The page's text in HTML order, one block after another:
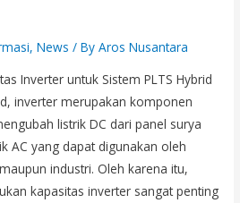
,News / ByAros Nusantara
Inverter untuk Sistem PLTS Hybrid
inverter merupakan komponen
listrik DC dari panel surya
AC yang dapat digunakan oleh
industri. Oleh karena itu,
kapasitas inverter sangat penting